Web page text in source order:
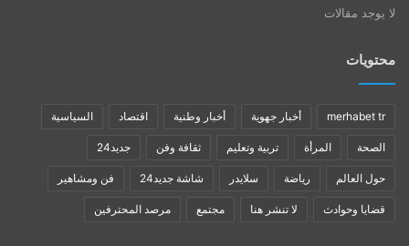
لا يوجد مقالات
محتويات
merhabet tr أخبار جهوية أخبار وطنية اقتصاد السياسية
الصحة المرأة تربية وتعليم ثقافة وفن جديد24
حول العالم رياضة سلايدر شاشة جديد24 فن ومشاهير
قضايا وحوادث لا تنشر هنا مجتمع مرصد المحترفين